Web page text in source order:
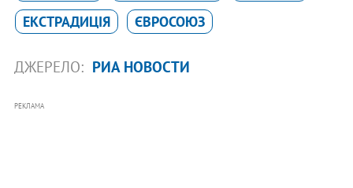
ЕКСТРАДИЦІЯ
ЄВРОСОЮЗ
ДЖЕРЕЛО: РИА НОВОСТИ
РЕКЛАМА